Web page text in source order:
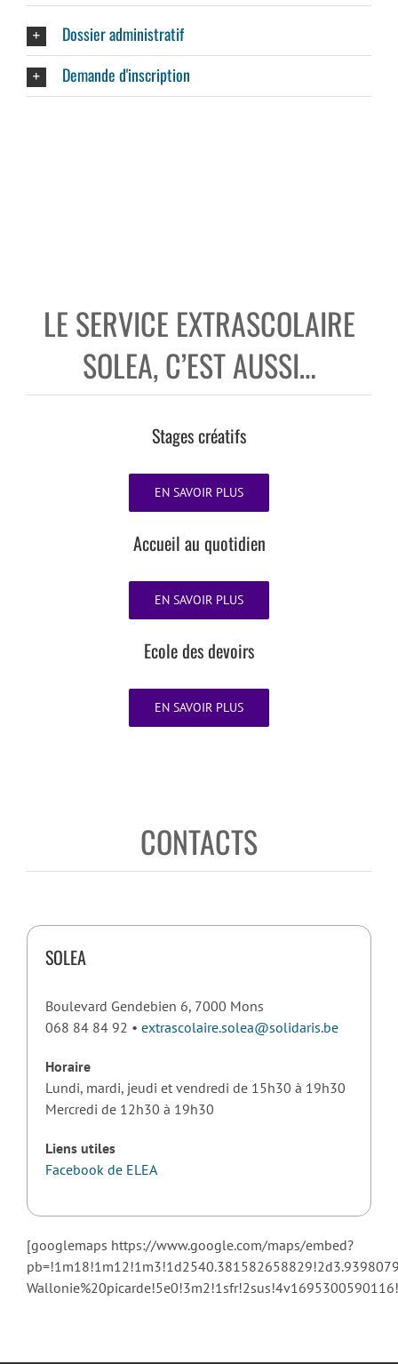
Dossier administratif
Demande d'inscription
LE SERVICE EXTRASCOLAIRE
SOLEA, C’EST AUSSI…
Stages créatifs
EN SAVOIR PLUS
Accueil au quotidien
EN SAVOIR PLUS
Ecole des devoirs
EN SAVOIR PLUS
CONTACTS
SOLEA
Boulevard Gendebien 6, 7000 Mons
068 84 84 92 • extrascolaire.solea@solidaris.be
Horaire
Lundi, mardi, jeudi et vendredi de 15h30 à 19h30
Mercredi de 12h30 à 19h30
Liens utiles
Facebook de ELEA
[googlemaps https://www.google.com/maps/embed?